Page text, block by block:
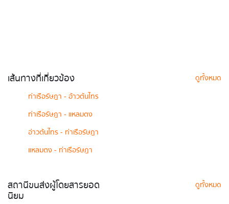
เส้นทางที่เกี่ยวข้อง
ดูทั้งหมด
ท่าเรือรัษฎา - อ้าวต้นไทร
ท่าเรือรัษฎา - แหลมตง
อ่าวต้นไทร - ท่าเรือรัษฎา
แหลมตง - ท่าเรือรัษฎา
สถานีขนส่งผู้โดยสารยอด
นิยม
ดูทั้งหมด